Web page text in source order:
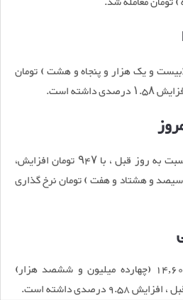
کانادا، امروز به ۲۱,۰۵۸ (بیست و یک هزار و پنجاه و هشت ) تومان
است.
در بازار امروز دلار استرالیا نسبت به روز قبل ، با ۹۴۷ تومان افزایش،
و سیصد و هشتاد و هفت ) تومان نرخ گذاری
قیمت سکه امامی به 14,600,000 (چهارده میلیون و ششصد هزار)
درصدی داشته است.